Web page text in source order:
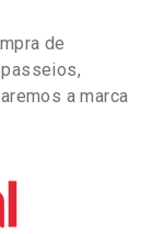
de
a marca